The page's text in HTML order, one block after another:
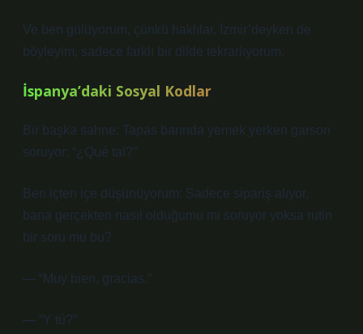
Ve ben gülüyorum, çünkü haklılar. İzmir’deyken de
böyleyim, sadece farklı bir dilde tekrarlıyorum.
İspanya’daki Sosyal Kodlar
Bir başka sahne: Tapas barında yemek yerken garson
soruyor: “¿Qué tal?”
Ben içten içe düşünüyorum: Sadece sipariş alıyor,
bana gerçekten nasıl olduğumu mı soruyor yoksa rutin
bir soru mu bu?
— “Muy bien, gracias.”
— “Y tú?”